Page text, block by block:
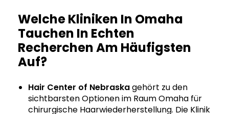
Welche Kliniken In Omaha
Tauchen In Echten
Recherchen Am Häufigsten
Auf?
Hair Center of Nebraskagehört zu den
sichtbarsten Optionen im Raum Omaha für
chirurgische Haarwiederherstellung. Die Klinik